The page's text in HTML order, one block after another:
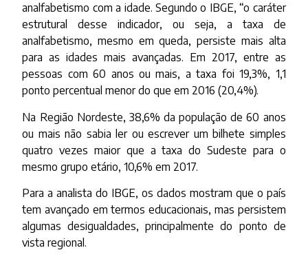
analfabetismo com a idade. Segundo o IBGE, “o caráter
estrutural desse indicador, ou seja, a taxa de
analfabetismo, mesmo em queda, persiste mais alta
para as idades mais avançadas. Em 2017, entre as
pessoas com 60 anos ou mais, a taxa foi 19,3%, 1,1
ponto percentual menor do que em 2016 (20,4%).
Na Região Nordeste, 38,6% da população de 60 anos
ou mais não sabia ler ou escrever um bilhete simples
quatro vezes maior que a taxa do Sudeste para o
mesmo grupo etário, 10,6% em 2017.
Para a analista do IBGE, os dados mostram que o país
tem avançado em termos educacionais, mas persistem
algumas desigualdades, principalmente do ponto de
vista regional.